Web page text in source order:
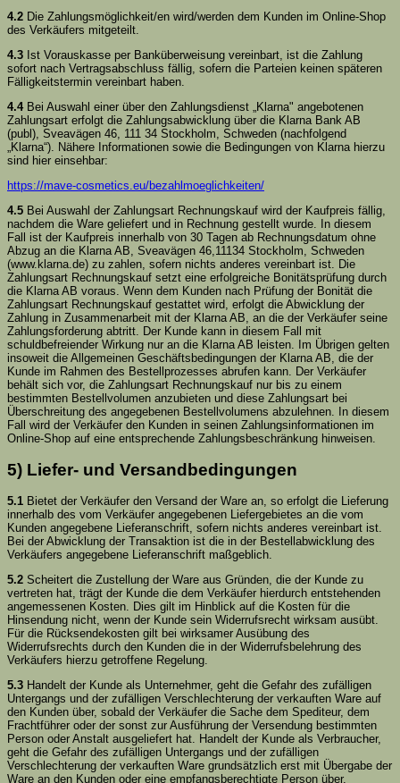
4.2 Die Zahlungsmöglichkeit/en wird/werden dem Kunden im Online-Shop
des Verkäufers mitgeteilt.
4.3 Ist Vorauskasse per Banküberweisung vereinbart, ist die Zahlung
sofort nach Vertragsabschluss fällig, sofern die Parteien keinen späteren
Fälligkeitstermin vereinbart haben.
4.4Bei Auswahl einer über den Zahlungsdienst „Klarna" angebotenen
Zahlungsart erfolgt die Zahlungsabwicklung über die Klarna Bank AB
(publ), Sveavägen 46, 111 34 Stockholm, Schweden (nachfolgend
„Klarna“). Nähere Informationen sowie die Bedingungen von Klarna hierzu
sind hier einsehbar:
https://mave-cosmetics.eu/bezahlmoeglichkeiten/
4.5 Bei Auswahl der Zahlungsart Rechnungskauf wird der Kaufpreis fällig,
nachdem die Ware geliefert und in Rechnung gestellt wurde. In diesem
Fall ist der Kaufpreis innerhalb von 30 Tagen ab Rechnungsdatum ohne
Abzug an die Klarna AB, Sveavägen 46,11134 Stockholm, Schweden
(www.klarna.de) zu zahlen, sofern nichts anderes vereinbart ist. Die
Zahlungsart Rechnungskauf setzt eine erfolgreiche Bonitätsprüfung durch
die Klarna AB voraus. Wenn dem Kunden nach Prüfung der Bonität die
Zahlungsart Rechnungskauf gestattet wird, erfolgt die Abwicklung der
Zahlung in Zusammenarbeit mit der Klarna AB, an die der Verkäufer seine
Zahlungsforderung abtritt. Der Kunde kann in diesem Fall mit
schuldbefreiender Wirkung nur an die Klarna AB leisten. Im Übrigen gelten
insoweit die Allgemeinen Geschäftsbedingungen der Klarna AB, die der
Kunde im Rahmen des Bestellprozesses abrufen kann. Der Verkäufer
behält sich vor, die Zahlungsart Rechnungskauf nur bis zu einem
bestimmten Bestellvolumen anzubieten und diese Zahlungsart bei
Überschreitung des angegebenen Bestellvolumens abzulehnen. In diesem
Fall wird der Verkäufer den Kunden in seinen Zahlungsinformationen im
Online-Shop auf eine entsprechende Zahlungsbeschränkung hinweisen.
5) Liefer- und Versandbedingungen
5.1 Bietet der Verkäufer den Versand der Ware an, so erfolgt die Lieferung
innerhalb des vom Verkäufer angegebenen Liefergebietes an die vom
Kunden angegebene Lieferanschrift, sofern nichts anderes vereinbart ist.
Bei der Abwicklung der Transaktion ist die in der Bestellabwicklung des
Verkäufers angegebene Lieferanschrift maßgeblich.
5.2 Scheitert die Zustellung der Ware aus Gründen, die der Kunde zu
vertreten hat, trägt der Kunde die dem Verkäufer hierdurch entstehenden
angemessenen Kosten. Dies gilt im Hinblick auf die Kosten für die
Hinsendung nicht, wenn der Kunde sein Widerrufsrecht wirksam ausübt.
Für die Rücksendekosten gilt bei wirksamer Ausübung des
Widerrufsrechts durch den Kunden die in der Widerrufsbelehrung des
Verkäufers hierzu getroffene Regelung.
5.3 Handelt der Kunde als Unternehmer, geht die Gefahr des zufälligen
Untergangs und der zufälligen Verschlechterung der verkauften Ware auf
den Kunden über, sobald der Verkäufer die Sache dem Spediteur, dem
Frachtführer oder der sonst zur Ausführung der Versendung bestimmten
Person oder Anstalt ausgeliefert hat. Handelt der Kunde als Verbraucher,
geht die Gefahr des zufälligen Untergangs und der zufälligen
Verschlechterung der verkauften Ware grundsätzlich erst mit Übergabe der
Ware an den Kunden oder eine empfangsberechtigte Person über.